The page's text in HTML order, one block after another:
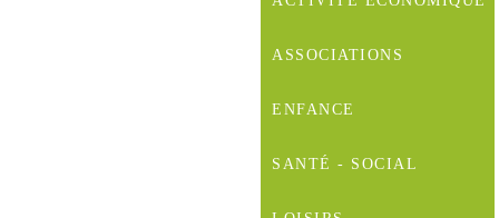
ASSOCIATIONS
ENFANCE
SANTÉ - SOCIAL